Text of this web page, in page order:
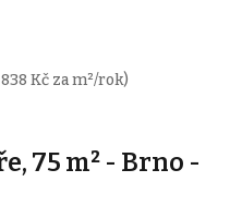
Kč za m²/rok)
75 m² - Brno -